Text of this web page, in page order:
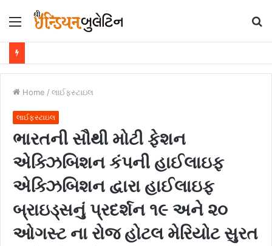
Menu
Home / લાઈફસ્ટાઇલ
લાઈફસ્ટાઇલ
ભારતની સૌથી મોટી ફેશન
એક્ઝિબિશન કંપની હાઈલાઇફ
એક્ઝિબિશન દ્વારા હાઈલાઇફ
બ્રાઇડ્સનું પ્રદર્શન ૧૯ અને ૨૦
ઓગસ્ટ ના રોજ હોટલ મેરિયોટ સુરત